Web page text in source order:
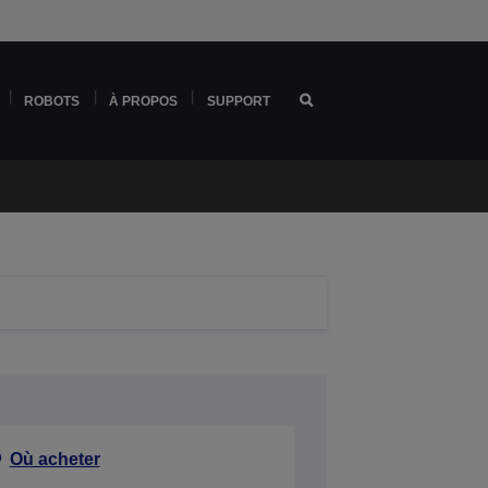
ROBOTS À PROPOS SUPPORT
Où acheter